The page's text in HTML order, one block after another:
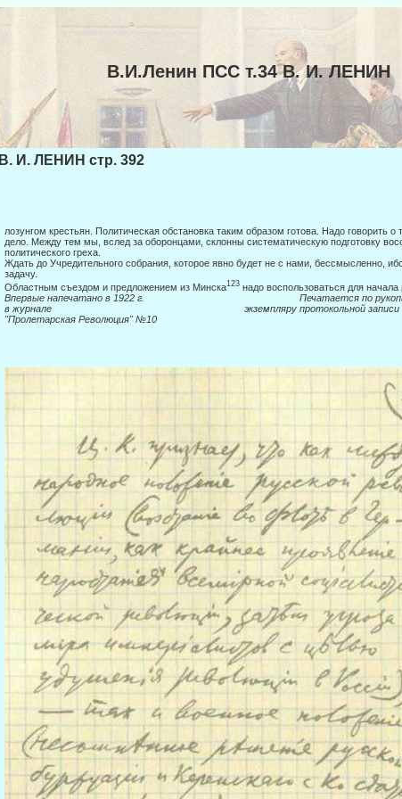
В.И.Ленин ПСС т.34 В. И. ЛЕНИН
В. И. ЛЕНИН стр. 392
лозунгом крестьян. Политическая обстановка таким образом готова. Надо говорить
дело. Между тем мы, вслед за оборонцами, склонны систематическую подготовку
политического греха.
Ждать до Учредительного собрания, которое явно будет не с нами, бессмысленно,
задачу.
Областным съездом и предложением из Минска123 надо воспользоваться для
Впервые напечатано в 1922 г. Печатается по
в журнале экземпляру протокольной записи
"Пролетарская Революция" №10